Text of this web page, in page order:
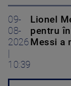
09-
08-
2026
10:39
Lionel
pentru
Messi a